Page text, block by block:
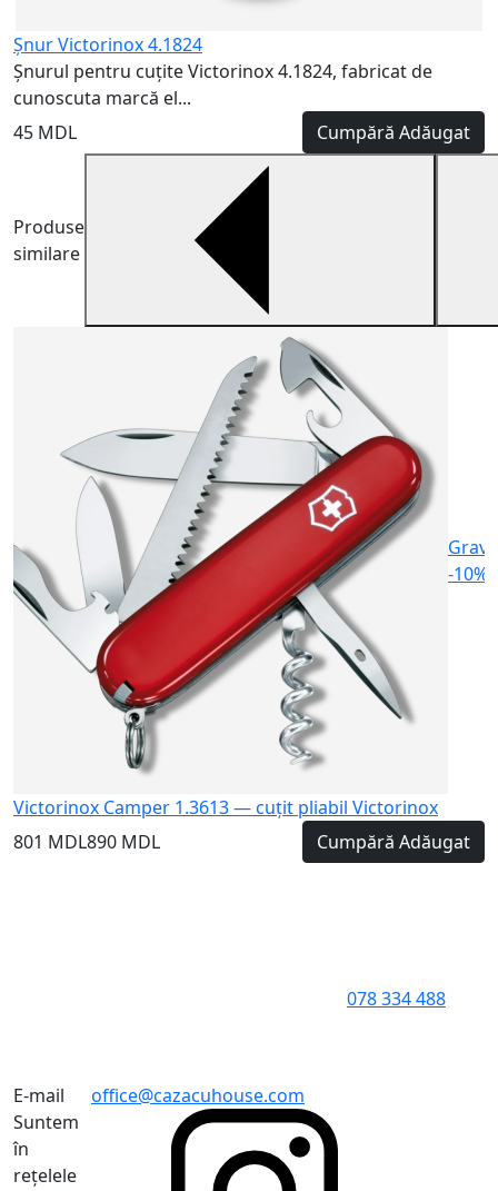
Șnur Victorinox 4.1824
Șnurul pentru cuțite Victorinox 4.1824, fabricat de
cunoscuta marcă el...
45 MDL
Cumpără Adăugat
Produse
similare
-10%
Victorinox Camper 1.3613 — cuțit pliabil Victorinox
801 MDL890 MDL Cumpără Adăugat
078 334 488
E-mail
office@cazacuhouse.com
Suntem
în
rețelele